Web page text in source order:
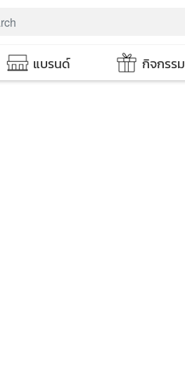
แบรนด์ กิจกรรม